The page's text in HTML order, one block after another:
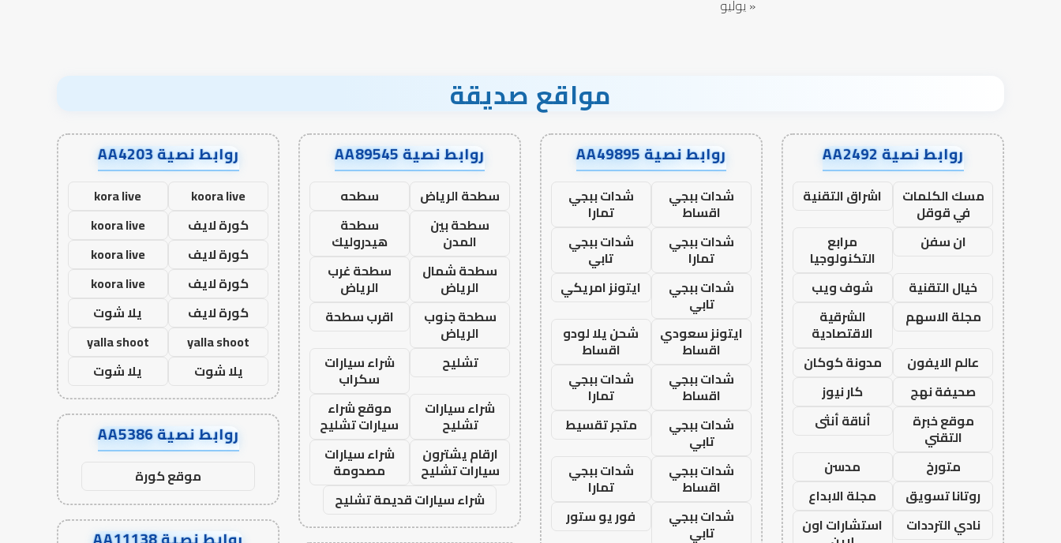
« يوليو
مواقع صديقة
روابط نصية AA2492
مسك الكلمات
في قوقل
اشراق التقنية
ان سفن
مرابع
التكنولوجيا
خيال التقنية
شوف ويب
مجلة الاسهم
الشرقية
الاقتصادية
عالم الايفون
مدونة كوكان
صحيفة نهج
كار نيوز
موقع خبرة
التقني
أناقة أنثى
متورخ
مدسن
روتانا تسويق
مجلة الابداع
نادي الترددات
استشارات اون
روابط نصية AA49895
شدات ببجي
اقساط
شدات ببجي
تمارا
شدات ببجي
تمارا
شدات ببجي
تابي
شدات ببجي
تابي
ايتونز امريكي
ايتونز سعودي
اقساط
شحن يلا لودو
اقساط
شدات ببجي
اقساط
شدات ببجي
تمارا
شدات ببجي
تابي
متجر تقسيط
شدات ببجي
اقساط
شدات ببجي
تمارا
شدات ببجي
تابي
فور يو ستور
روابط نصية AA89545
سطحة الرياض
سطحه
سطحة بين
المدن
سطحة
هيدروليك
سطحة شمال
الرياض
سطحة غرب
الرياض
سطحة جنوب
الرياض
اقرب سطحة
تشليح
شراء سيارات
سكراب
شراء سيارات
تشليح
موقع شراء
سيارات تشليح
ارقام يشترون
سيارات تشليح
شراء سيارات
مصدومة
شراء سيارات قديمة تشليح
روابط نصية AA4203
koora live
kora live
كورة لايف
koora live
كورة لايف
koora live
كورة لايف
koora live
كورة لايف
يلا شوت
yalla shoot
yalla shoot
يلا شوت
يلا شوت
روابط نصية AA5386
موقع كورة